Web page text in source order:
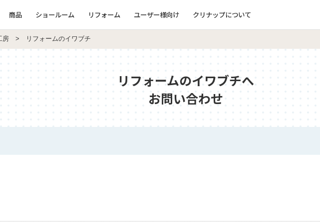
商品 ショールーム リフォーム ユーザー様向け クリナップについて
房 > リフォームのイワブチ
リフォームのイワブチへ
お問い合わせ